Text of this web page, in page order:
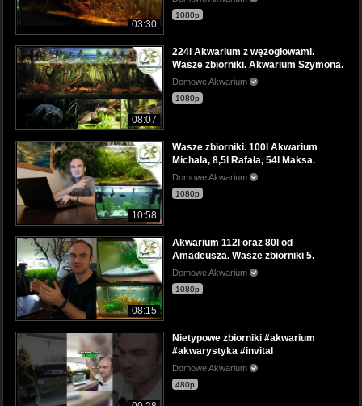
03:30
1080p
08:07
224l Akwarium z wężogłowami.
Wasze zbiorniki. Akwarium Szymona.
Domowe Akwarium
1080p
10:58
Wasze zbiorniki. 100l Akwarium
Michała, 8,5l Rafała, 54l Maksa.
Domowe Akwarium
1080p
08:15
Akwarium 112l oraz 80l od
Amadeusza. Wasze zbiorniki 5.
Domowe Akwarium
1080p
Nietypowe zbiorniki #akwarium
#akwarystyka #invital
Domowe Akwarium
480p